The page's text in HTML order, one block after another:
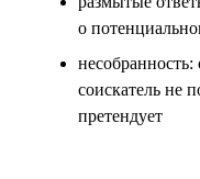
о
несобранность:
соискатель не
претендует